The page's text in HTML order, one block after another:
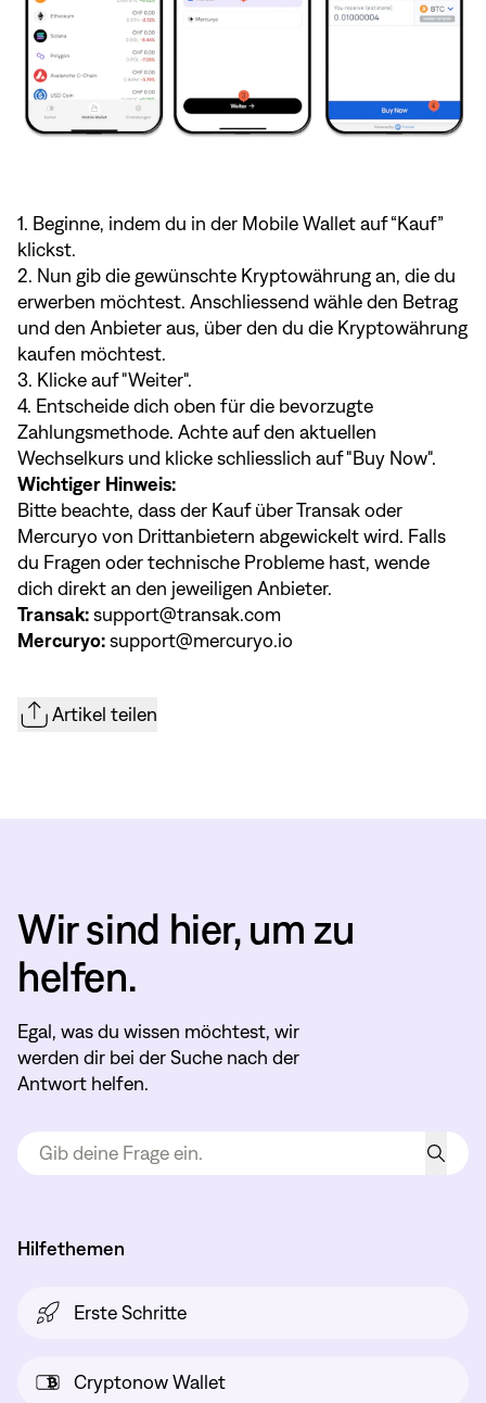
1. Beginne, indem du in der Mobile Wallet auf “Kauf”
klickst.
2. Nun gib die gewünschte Kryptowährung an, die du
erwerben möchtest. Anschliessend wähle den Betrag
und den Anbieter aus, über den du die Kryptowährung
kaufen möchtest.
3. Klicke auf "Weiter".
4. Entscheide dich oben für die bevorzugte
Zahlungsmethode. Achte auf den aktuellen
Wechselkurs und klicke schliesslich auf "Buy Now".
Wichtiger Hinweis:
Bitte beachte, dass der Kauf über Transak oder
Mercuryo von Drittanbietern abgewickelt wird. Falls
du Fragen oder technische Probleme hast, wende
dich direkt an den jeweiligen Anbieter.
Transak: support@transak.com
Mercuryo: support@mercuryo.io
Artikel teilen
Wir sind hier, um zu
helfen.
Egal, was du wissen möchtest, wir
werden dir bei der Suche nach der
Antwort helfen.
Hilfethemen
Erste Schritte
Cryptonow Wallet